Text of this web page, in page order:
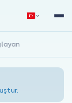
Yap